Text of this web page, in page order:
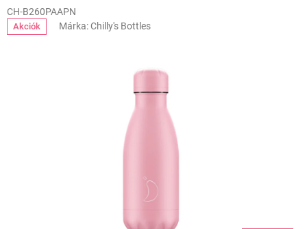
CH-B260PAAPN
Akciók Márka:Chilly's Bottles